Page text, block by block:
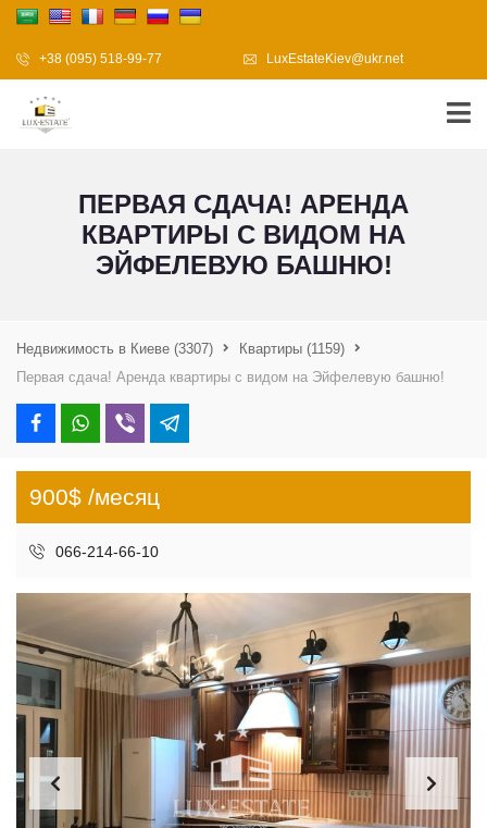
+38 (095) 518-99-77 LuxEstateKiev@ukr.net
ПЕРВАЯ СДАЧА! АРЕНДА
КВАРТИРЫ С ВИДОМ НА
ЭЙФЕЛЕВУЮ БАШНЮ!
Недвижимость в Киеве (3307) Квартиры (1159)
Первая сдача! Аренда квартиры с видом на Эйфелевую башню!
900$ /месяц
066-214-66-10